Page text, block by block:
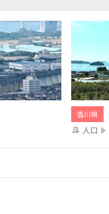
香川県
人口